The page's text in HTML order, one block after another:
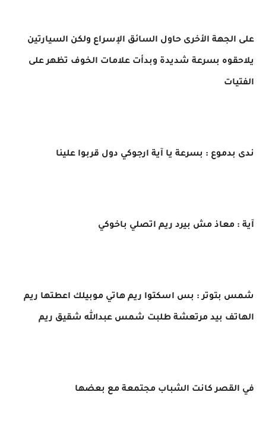
على الجهة الأخرى حاول السائق الإسراع ولكن السيارتين
يلاحقوه بسرعة شديدة وبدأت علامات الخوف تظهر على
الفتيات
ندى بدموع : بسرعة يا آية ارجوكي دول قربوا علينا
آية : معاذ مش بيرد ريم اتصلي باخوكي
شمس بتوتر : بس اسكتوا ريم هاتي موبيلك اعطتها ريم
الهاتف بيد مرتعشة طلبت شمس عبدالله شقيق ريم
في القصر كانت الشباب مجتمعة مع بعضها